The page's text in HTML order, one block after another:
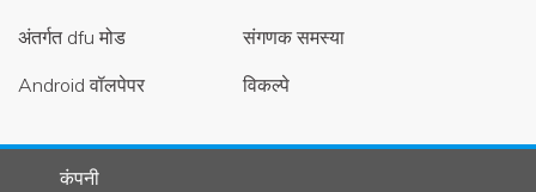
अंतर्गत dfu मोड
संगणक समस्या
Android वॉलपेपर
विकल्पे
कंपनी